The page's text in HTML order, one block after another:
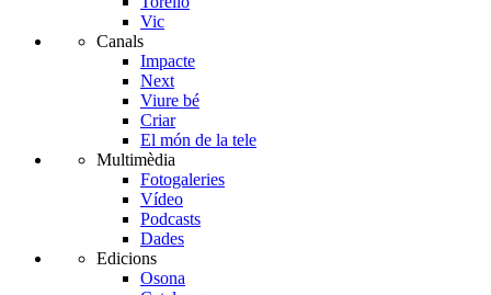
Vic
Canals
Impacte
Next
Viure bé
Criar
El món de la tele
Multimèdia
Fotogaleries
Vídeo
Podcasts
Dades
Edicions
Osona